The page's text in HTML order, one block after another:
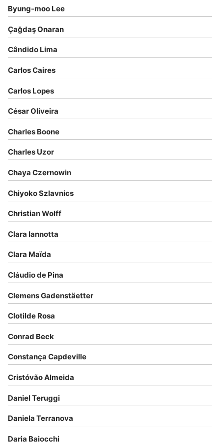
Byung-moo Lee
Çağdaş Onaran
Cândido Lima
Carlos Caires
Carlos Lopes
César Oliveira
Charles Boone
Charles Uzor
Chaya Czernowin
Chiyoko Szlavnics
Christian Wolff
Clara Iannotta
Clara Maïda
Cláudio de Pina
Clemens Gadenstäetter
Clotilde Rosa
Conrad Beck
Constança Capdeville
Cristóvão Almeida
Daniel Teruggi
Daniela Terranova
Daria Baiocchi